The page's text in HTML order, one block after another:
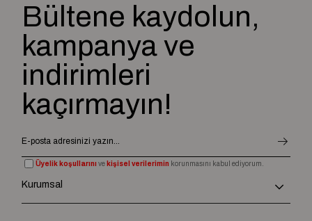
Bültene kaydolun,
kampanya ve
indirimleri
kaçırmayın!
Üyelik koşullarını ve kişisel verilerimin korunmasını kabul ediyorum.
Kurumsal